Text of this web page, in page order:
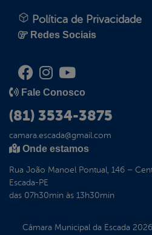
Política de Privacidade
Redes Sociais
Fale Conosco
(81) 3534-3875
camara.escada@gmail.com
Onde estamos
Rua João Manoel Pontual, 146 –
Escada-PE
das 07h30min às 13h30min
Câmara Municipal da Escada 2026